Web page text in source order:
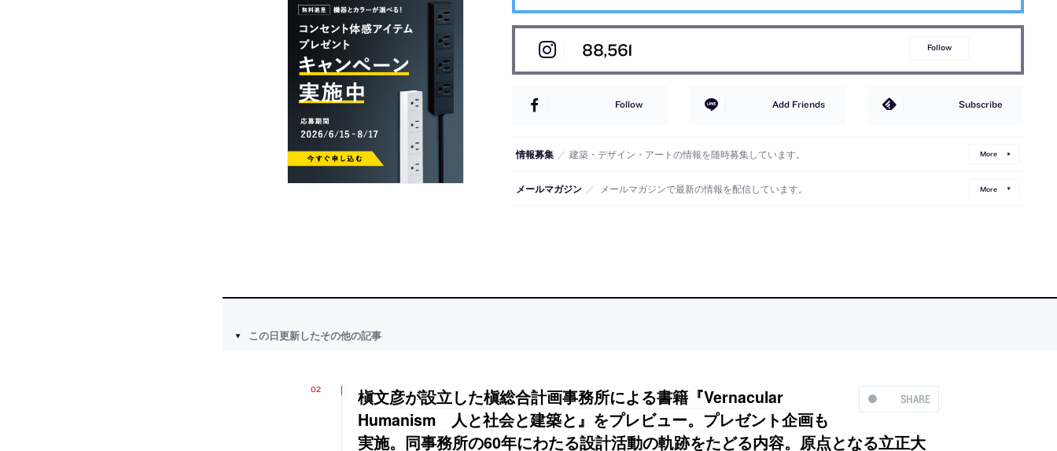
88,561 Follow
Follow Add Friends Subscribe
情報募集 ／ 建築・デザイン・アートの情報を随時募集しています。 More
メールマガジン ／ メールマガジンで最新の情報を配信しています。 More
この日更新したその他の記事
SHARE
槇文彦が設立した槇総合計画事務所による書籍『Vernacular
Humanism 人と社会と建築と』をプレビュー。プレゼント企画も
実施。同事務所の60年にわたる設計活動の軌跡をたどる内容。原点となる立正大